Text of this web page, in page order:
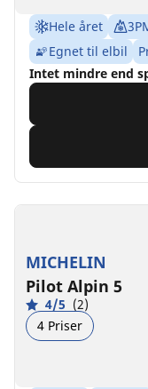
Hele året
Egnet til elbil
Intet mindre end
MICHELIN
Pilot Alpin 5
4/5 (2)
4 Priser